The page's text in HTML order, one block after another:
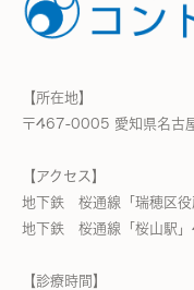
【所在地】
〒467-0005 愛知県名古
【アクセス】
地下鉄 桜通線「瑞穂区
地下鉄 桜通線「桜山駅
【診療時間】